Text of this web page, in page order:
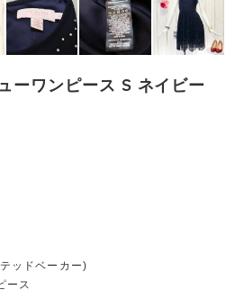
ーワンピース S ネイビー
ッドベーカー)
ース